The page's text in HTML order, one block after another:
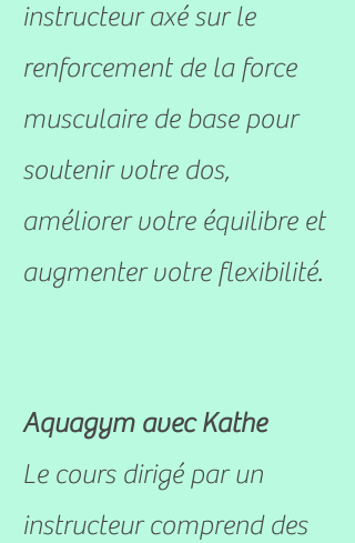
instructeur axé sur le
renforcement de la force
musculaire de base pour
soutenir votre dos,
améliorer votre équilibre et
augmenter votre flexibilité.
Aquagym avec Kathe
Le cours dirigé par un
instructeur comprend des